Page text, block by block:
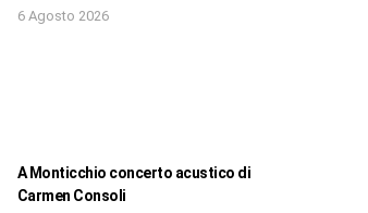
6 Agosto 2026
A Monticchio concerto acustico di
Carmen Consoli